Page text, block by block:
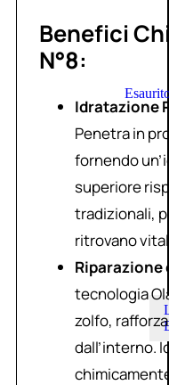
Benefici
N°8:
Idratazione
Penetra in
fornendo
superiore
tradizionali,
ritrovano
Riparazione
tecnologia
zolfo,
dall’interno.